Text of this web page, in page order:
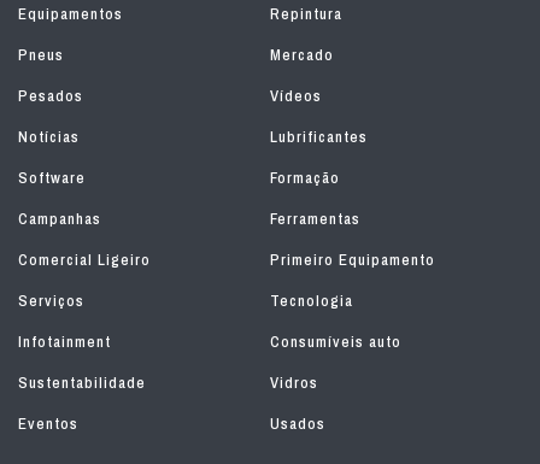
Equipamentos
Repintura
Pneus
Mercado
Pesados
Vídeos
Notícias
Lubrificantes
Software
Formação
Campanhas
Ferramentas
Comercial Ligeiro
Primeiro Equipamento
Serviços
Tecnologia
Infotainment
Consumíveis auto
Sustentabilidade
Vidros
Eventos
Usados